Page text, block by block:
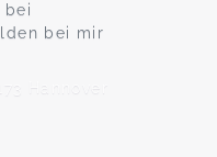
bei
bei mir
Hannover